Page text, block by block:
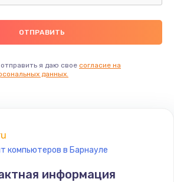
Заказать
северного моста
1950 руб.
я даю свое согласие на
данных.
компьютеров в Барнауле
информация